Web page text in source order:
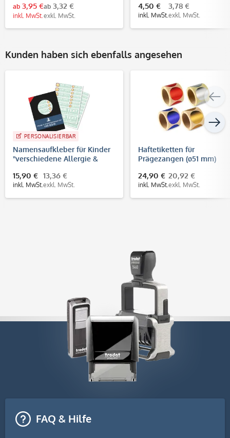
ab 3,95 €
inkl. MwSt.
ab 3,32 €
exkl. MwSt.
4,50 €
inkl. MwSt.
3,78 €
exkl. MwSt.
Kunden haben sich ebenfalls angesehen
PERSONALISIERBAR
Namensaufkleber für Kinder
"verschiedene Allergie &
Aufkleber)
15,90 €
inkl. MwSt.
13,36 €
exkl. MwSt.
Haftetiketten für
Prägezangen (ø51 mm)
24,90 €
inkl. MwSt.
20,92 €
exkl. MwSt.
FAQ & Hilfe